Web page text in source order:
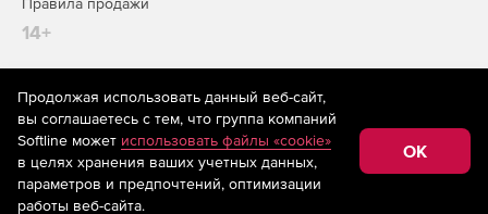
14+
На информационном ресурсе store.softline.ru применяются
рекомендательные технологии(информационные технологии
предоставления информации на основе сбора,
систематизации и анализа сведений, относящихся к
предпочтениям пользователей сети «Интернет»,
находящихся на территории Российской Федерации)
Продолжая использовать данный веб-сайт,
вы соглашаетесь с тем, что группа компаний
Softline может использовать файлы «cookie»
в целях хранения ваших учетных данных,
параметров и предпочтений, оптимизации
работы веб-сайта.
OK